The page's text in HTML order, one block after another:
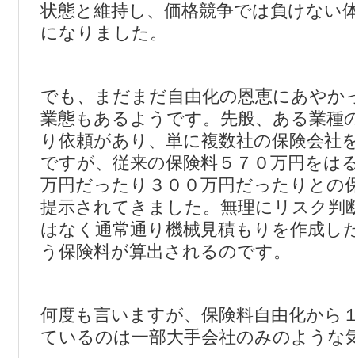
状態と維持し、価格競争では負けない
になりました。
でも、まだまだ自由化の恩恵にあやか
業態もあるようです。先般、ある業種
り依頼があり、単に複数社の保険会社
ですが、従来の保険料５７０万円をは
万円だったり３００万円だったりとの
提示されてきました。無理にリスク判
はなく通常通り機械見積もりを作成し
う保険料が算出されるのです。
何度も言いますが、保険料自由化から
ているのは一部大手会社のみのような